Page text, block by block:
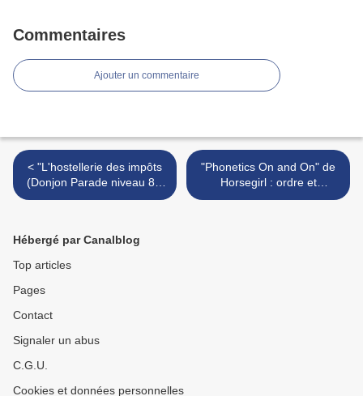
Commentaires
Ajouter un commentaire
< "L'hostellerie des impôts
(Donjon Parade niveau 8)"
de Sfar / Trondheim /
"Phonetics On and On" de
Horsegirl : ordre et
simplicité >
Hébergé par Canalblog
Top articles
Pages
Contact
Signaler un abus
C.G.U.
Cookies et données personnelles